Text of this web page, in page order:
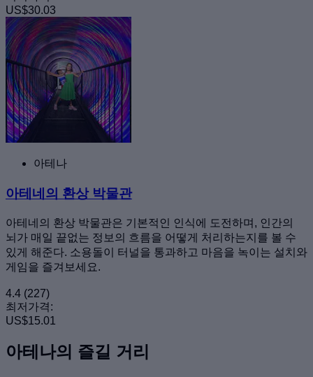
US$30.03
아테나
아테네의 환상 박물관
아테네의 환상 박물관은 기본적인 인식에 도전하며, 인간의
뇌가 매일 끝없는 정보의 흐름을 어떻게 처리하는지를 볼 수
있게 해준다. 소용돌이 터널을 통과하고 마음을 녹이는 설치와
게임을 즐겨보세요.
4.4 (227)
최저가격:
US$15.01
아테나의 즐길 거리